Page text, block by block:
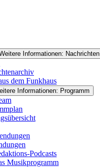
Informationen: Nachrichten
dem Funkhaus
Informationen: Programm
Podcasts
Musikprogramm